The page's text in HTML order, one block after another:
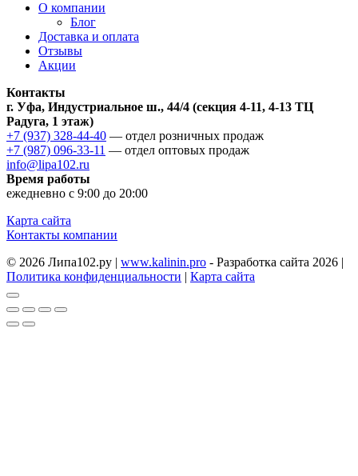
О компании
Блог
Доставка и оплата
Отзывы
Акции
Контакты
г. Уфа, Индустриальное ш., 44/4 (секция 4-11, 4-13 ТЦ
Радуга, 1 этаж)
+7 (937) 328-44-40 — отдел розничных продаж
+7 (987) 096-33-11 — отдел оптовых продаж
info@lipa102.ru
Время работы
ежедневно с 9:00 до 20:00
Карта сайта
Контакты компании
© 2026 Липа102.ру | www.kalinin.pro - Разработка сайта 2026 |
Политика конфиденциальности | Карта сайта